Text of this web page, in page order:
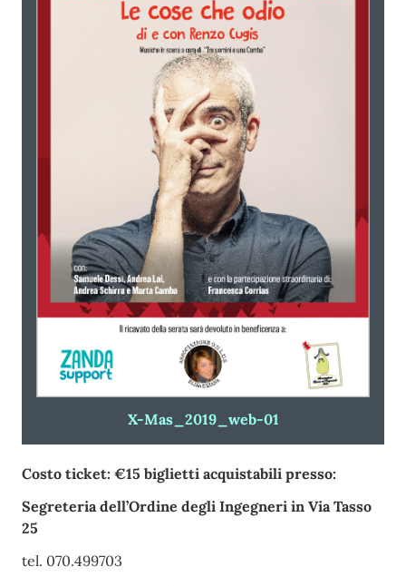
X-Mas_2019_web-01
Costo ticket: €15 biglietti acquistabili presso:
Segreteria dell’Ordine degli Ingegneri in Via Tasso
25
tel. 070.499703